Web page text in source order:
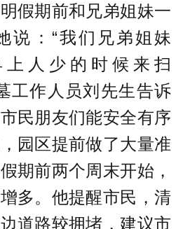
假期前和兄弟姐妹一
说：“我们兄弟姐妹
人少的时候来扫
工作人员刘先生告诉
民朋友们能安全有序
园区提前做了大量准
期前两个周末开始，
多。他提醒市民，清
道路较拥堵，建议市